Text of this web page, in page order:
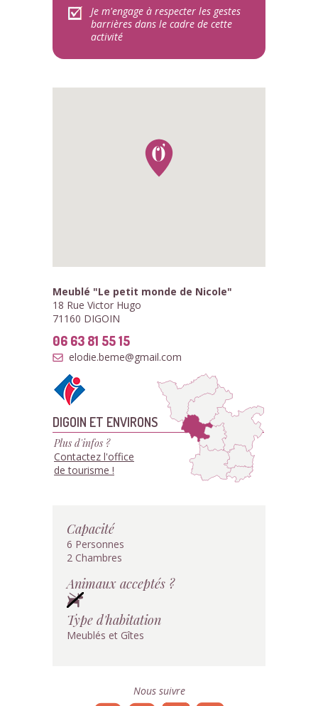
Je m'engage à respecter les gestes
barrières dans le cadre de cette
activité
Meublé "Le petit monde de Nicole"
18 Rue Victor Hugo
71160 DIGOIN
06 63 81 55 15
elodie.beme@gmail.com
DIGOIN ET ENVIRONS
Plus d'infos ?
Contactez l'office
de tourisme !
Capacité
6 Personnes
2 Chambres
Animaux acceptés ?
Type d'habitation
Meublés et Gîtes
Nous suivre